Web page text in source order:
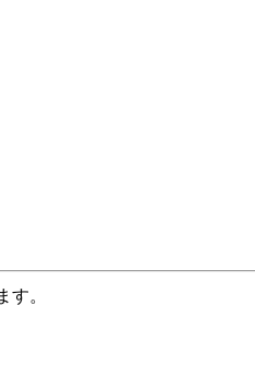
す。